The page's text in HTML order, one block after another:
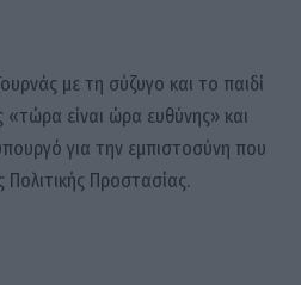
με τη σύζυγο και το παιδί
είναι ώρα ευθύνης» και
για την εμπιστοσύνη που
Πολιτικής Προστασίας.